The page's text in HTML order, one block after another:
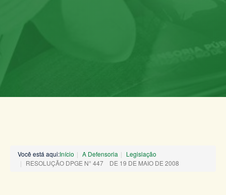
Você está aqui:Início A Defensoria
Legislação
RESOLUÇÃO DPGE N° 447 DE 19 DE MAIO DE 2008